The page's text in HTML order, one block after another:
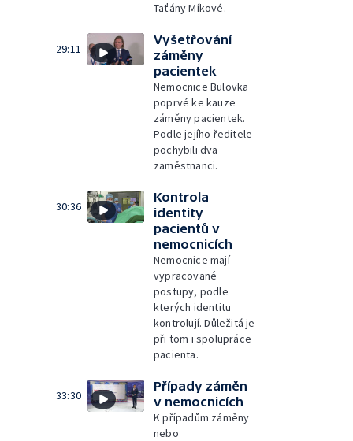
Taťány Míkové.
29:11
Vyšetřování
záměny
pacientek
Nemocnice Bulovka
poprvé ke kauze
záměny pacientek.
Podle jejího ředitele
pochybili dva
zaměstnanci.
30:36
Kontrola
identity
pacientů v
nemocnicích
Nemocnice mají
vypracované
postupy, podle
kterých identitu
kontrolují. Důležitá je
při tom i spolupráce
pacienta.
33:30
Případy záměn
v nemocnicích
K případům záměny
nebo